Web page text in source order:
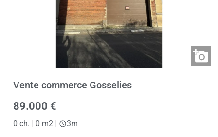
Vente commerce Gosselies
89.000 €
0 ch. 0 m2 3m